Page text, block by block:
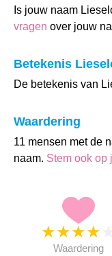
Is jouw naam
vragen over jouw
Betekenis
De betekenis van
Waardering
11 mensen met de
naam. Stem ook op
★★★★
Waardering